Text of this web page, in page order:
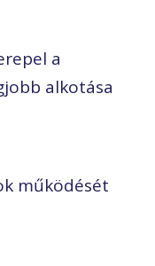
a
alkotása
működését